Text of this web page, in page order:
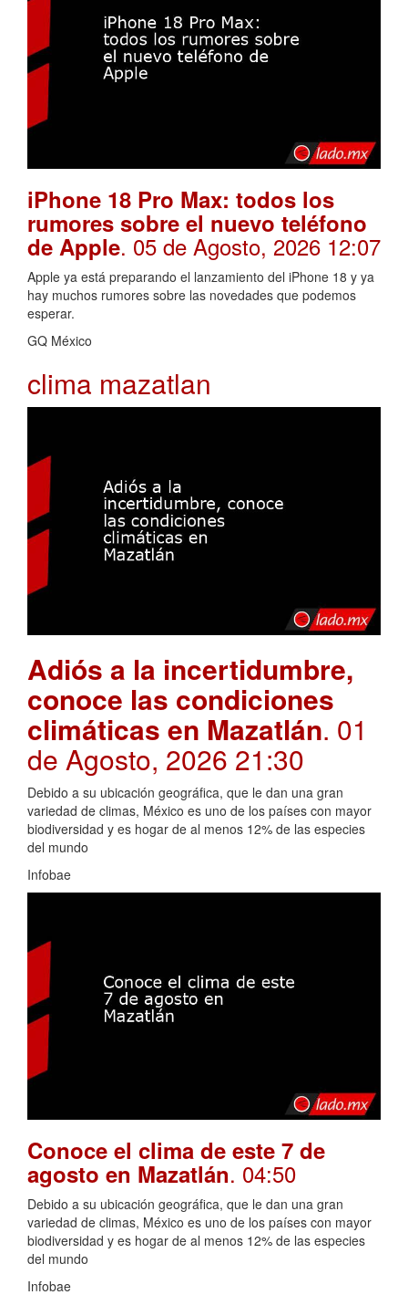
iPhone 18 Pro Max: todos los
rumores sobre el nuevo teléfono
de Apple. 05 de Agosto, 2026 12:07
Apple ya está preparando el lanzamiento del iPhone 18 y ya
hay muchos rumores sobre las novedades que podemos
esperar.
GQ México
clima mazatlan
Adiós a la incertidumbre,
conoce las condiciones
climáticas en Mazatlán. 01
de Agosto, 2026 21:30
Debido a su ubicación geográfica, que le dan una gran
variedad de climas, México es uno de los países con mayor
biodiversidad y es hogar de al menos 12% de las especies
del mundo
Infobae
Conoce el clima de este 7 de
agosto en Mazatlán. 04:50
Debido a su ubicación geográfica, que le dan una gran
variedad de climas, México es uno de los países con mayor
biodiversidad y es hogar de al menos 12% de las especies
del mundo
Infobae